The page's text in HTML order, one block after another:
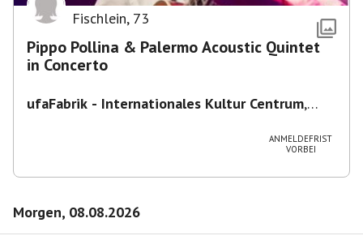
Fischlein, 73
Pippo Pollina & Palermo Acoustic Quintet
in Concerto
ufaFabrik - Internationales Kultur Centrum,
ANMELDEFRIST
VORBEI
Morgen, 08.08.2026